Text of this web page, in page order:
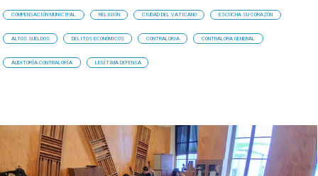
COMPENSACIÓN MUNICIPAL RELIGIÓN CIUDAD DEL VATICANO ESCUCHA SU CORAZÓN
ALTOS SUELDOS DELITOS ECONÓMICOS CONTRALORIA CONTRALORA GENERAL
AUDITORÍA CONTRALORÍA LEGÍTIMA DEFENSA